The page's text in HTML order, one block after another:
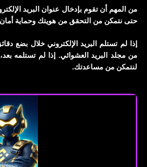
من المهم أن تقوم بإدخال عنوان البريد
حتى نتمكن من التحقق من هويتك وحماية
إذا لم تستلم البريد الإلكتروني خلال بضع
من مجلد البريد العشوائي. إذا لم تستلمه
لنتمكن من مساعدتك.